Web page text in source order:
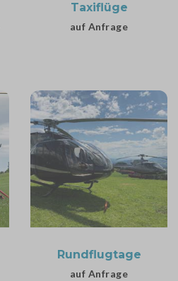
Taxiflüge
auf Anfrage
Rundflugtage
auf Anfrage